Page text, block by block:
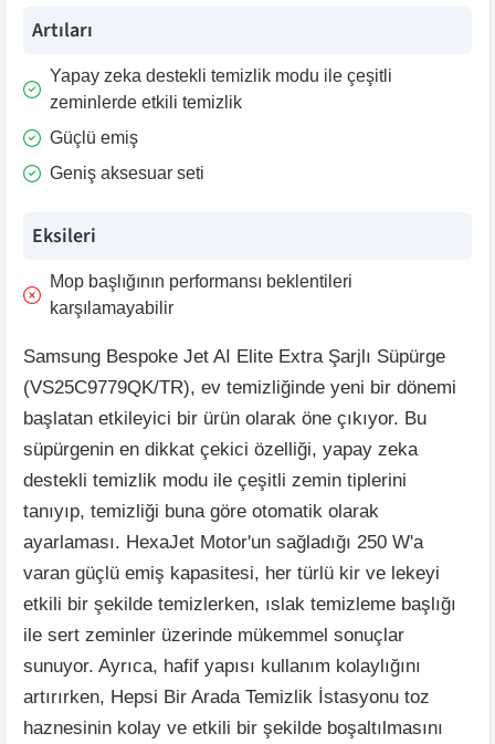
Artıları
Yapay zeka destekli temizlik modu ile çeşitli
zeminlerde etkili temizlik
Güçlü emiş
Geniş aksesuar seti
Eksileri
Mop başlığının performansı beklentileri
karşılamayabilir
Samsung Bespoke Jet AI Elite Extra Şarjlı Süpürge
(VS25C9779QK/TR), ev temizliğinde yeni bir dönemi
başlatan etkileyici bir ürün olarak öne çıkıyor. Bu
süpürgenin en dikkat çekici özelliği, yapay zeka
destekli temizlik modu ile çeşitli zemin tiplerini
tanıyıp, temizliği buna göre otomatik olarak
ayarlaması. HexaJet Motor'un sağladığı 250 W'a
varan güçlü emiş kapasitesi, her türlü kir ve lekeyi
etkili bir şekilde temizlerken, ıslak temizleme başlığı
ile sert zeminler üzerinde mükemmel sonuçlar
sunuyor. Ayrıca, hafif yapısı kullanım kolaylığını
artırırken, Hepsi Bir Arada Temizlik İstasyonu toz
haznesinin kolay ve etkili bir şekilde boşaltılmasını